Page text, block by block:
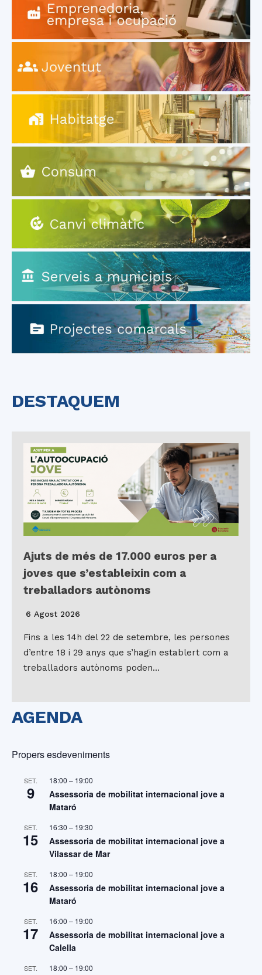
DESTAQUEM
Ajuts de més de 17.000 euros per a
joves que s’estableixin com a
treballadors autònoms
6 Agost 2026
Fins a les 14h del 22 de setembre, les persones
d’entre 18 i 29 anys que s’hagin establert com a
treballadors autònoms poden…
AGENDA
Propers esdeveniments
SET.
9
18:00 – 19:00
Assessoria de mobilitat internacional jove a
Mataró
SET.
15
16:30 – 19:30
Assessoria de mobilitat internacional jove a
Vilassar de Mar
SET.
16
18:00 – 19:00
Assessoria de mobilitat internacional jove a
Mataró
SET.
17
16:00 – 19:00
Assessoria de mobilitat internacional jove a
Calella
SET. 18:00 – 19:00